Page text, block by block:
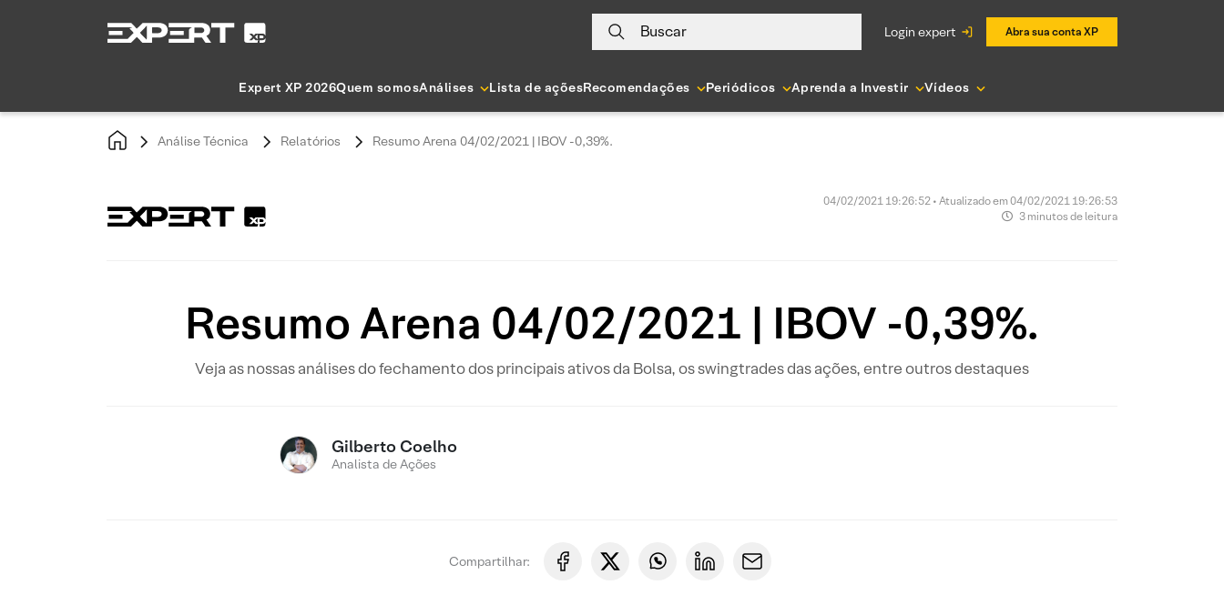
Buscar login expert Abra sua conta XP
Expert XP 2026Quem somosAnálises Lista de açõesRecomendações Periódicos Aprenda a Investir Vídeos
Análise Técnica Relatórios Resumo Arena 04/02/2021 | IBOV -0,39%.
04/02/2021 19:26:52 • Atualizado em 04/02/2021 19:26:53
3 minutos de leitura
Resumo Arena 04/02/2021 | IBOV -0,39%.
Veja as nossas análises do fechamento dos principais ativos da Bolsa, os swingtrades das ações, entre outros destaques
Gilberto Coelho
Analista de Ações
Compartilhar: